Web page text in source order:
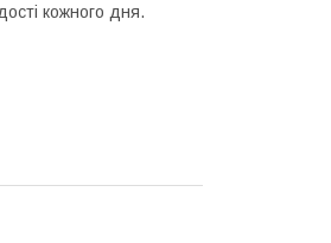
кожного дня.